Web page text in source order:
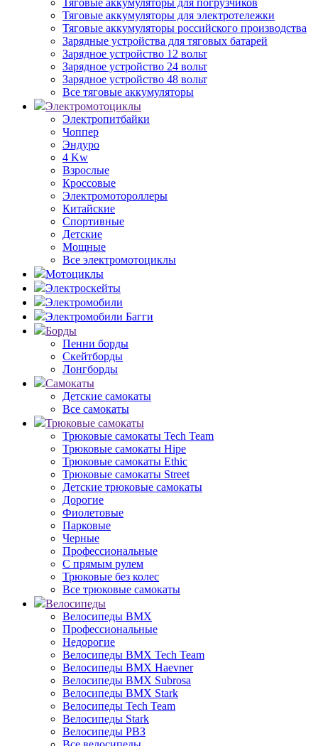
Тяговые аккумуляторы для погрузчиков
Тяговые аккумуляторы для электротележки
Тяговые аккумуляторы российского производства
Зарядные устройства для тяговых батарей
Зарядное устройство 12 вольт
Зарядное устройство 24 вольт
Зарядное устройство 48 вольт
Все тяговые аккумуляторы
Электромотоциклы
Электропитбайки
Чоппер
Эндуро
4 Kw
Взрослые
Кроссовые
Электромотороллеры
Китайские
Спортивные
Детские
Мощные
Все электромотоциклы
Мотоциклы
Электроскейты
Электромобили
Электромобили Багги
Борды
Пенни борды
Скейтборды
Лонгборды
Самокаты
Детские самокаты
Все самокаты
Трюковые самокаты
Трюковые самокаты Tech Team
Трюковые самокаты Hipe
Трюковые самокаты Ethic
Трюковые самокаты Street
Детские трюковые самокаты
Дорогие
Фиолетовые
Парковые
Черные
Профессиональные
С прямым рулем
Трюковые без колес
Все трюковые самокаты
Велосипеды
Велосипеды BMX
Профессиональные
Недорогие
Велосипеды BMX Tech Team
Велосипеды BMX Haevner
Велосипеды BMX Subrosa
Велосипеды BMX Stark
Велосипеды Tech Team
Велосипеды Stark
Велосипеды РВЗ